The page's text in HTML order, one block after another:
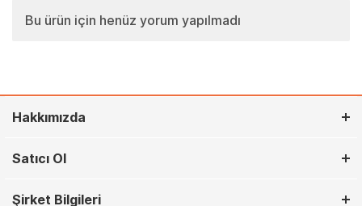
Bu ürün için henüz yorum yapılmadı
Hakkımızda
Satıcı Ol
Şirket Bilgileri